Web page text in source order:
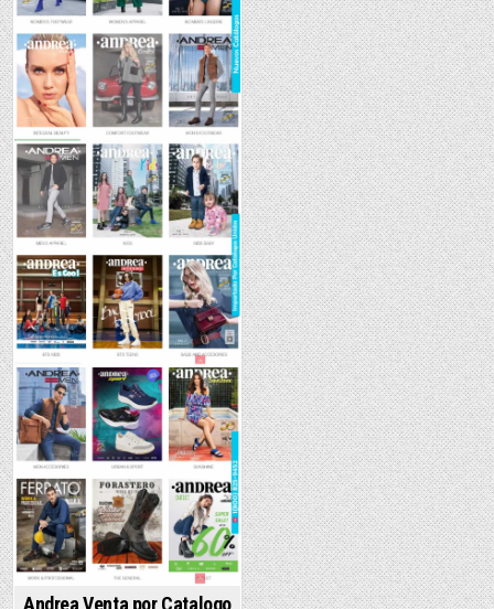
Andrea Venta por Catalogo